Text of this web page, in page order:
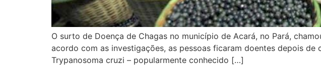
O surto de Doença de Chagas no município de Acará, no Pará,
acordo com as investigações, as pessoas ficaram doentes depois
Trypanosoma cruzi – popularmente conhecido […]